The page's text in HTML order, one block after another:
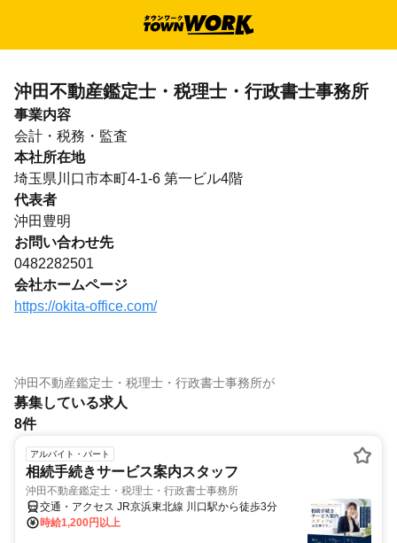
沖田不動産鑑定士・税理士・行政書士事務所
事業内容
会計・税務・監査
本社所在地
埼玉県川口市本町4-1-6 第一ビル4階
代表者
沖田豊明
お問い合わせ先
0482282501
会社ホームページ
https://okita-office.com/
沖田不動産鑑定士・税理士・行政書士事務所が
募集している求人
8件
アルバイト・パート
相続手続きサービス案内スタッフ
沖田不動産鑑定士・税理士・行政書士事務所
時給1,200円以上
交通・アクセス JR京浜東北線 川口駅から徒歩3分